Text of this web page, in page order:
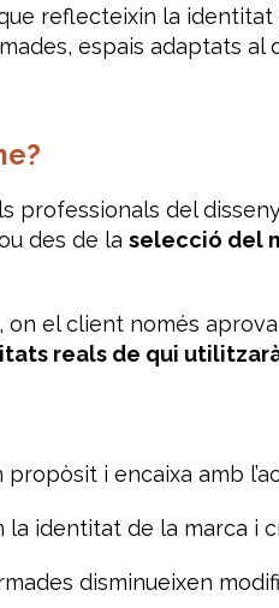
reflecteixin la identitat
espais adaptats al
professionals del
des de la selecció del
on el client només
reals de qui utilitzarà
i encaixa amb
identitat de la marca i
disminueixen